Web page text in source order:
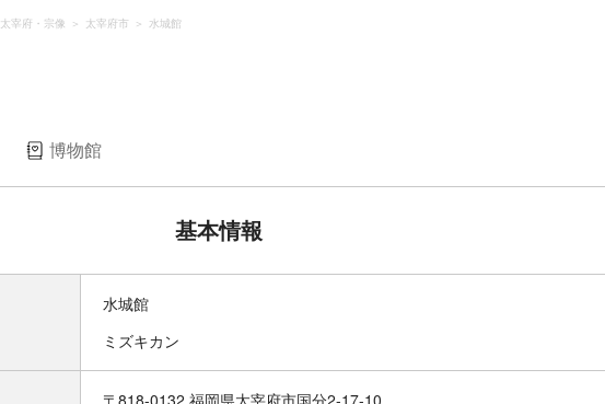
太宰府・宗像 太宰府市 水城館
博物館
基本情報
水城館
ミズキカン
〒818-0132 福岡県太宰府市国分2-17-10